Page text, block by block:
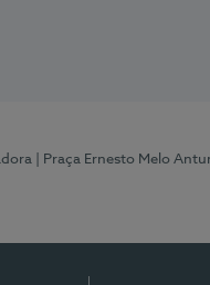
| Praça Ernesto Melo